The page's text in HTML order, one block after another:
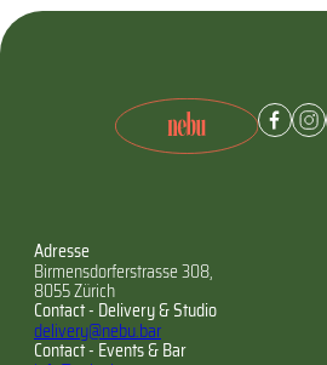
Adresse
Birmensdorferstrasse 308,
8055 Zürich
Contact - Delivery & Studio
delivery@nebu.bar
Contact - Events & Bar